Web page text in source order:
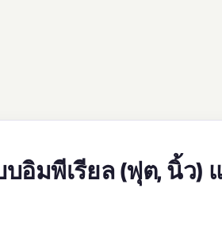
อิมพีเรียล (ฟุต, นิ้ว)